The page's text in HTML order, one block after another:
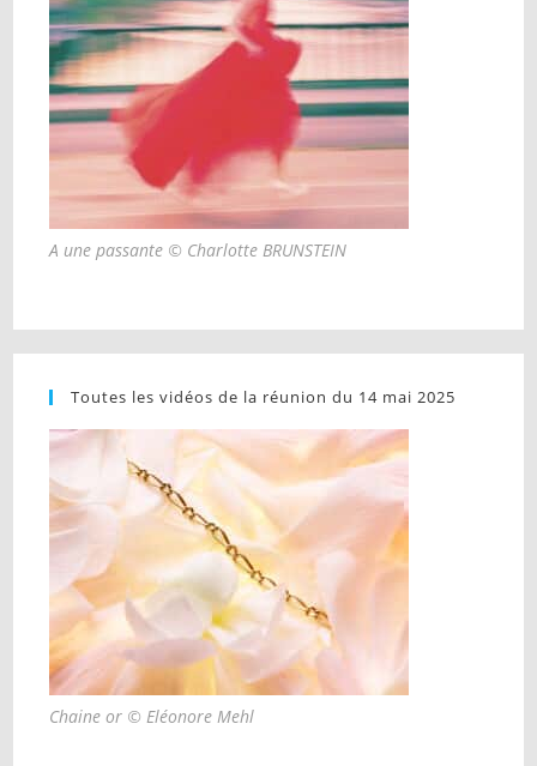
A une passante © Charlotte BRUNSTEIN
Toutes les vidéos de la réunion du 14 mai 2025
Chaine or © Eléonore Mehl